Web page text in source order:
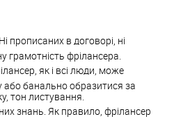
прописаних в договорі, ні
грамотність фрілансера.
як і всі люди, може
або банально образитися за
тон листування.
знань. Як правило, фрілансер